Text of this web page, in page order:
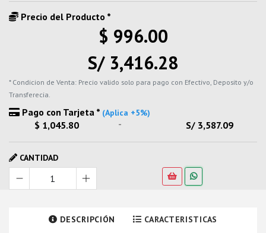
Precio del Producto *
$ 996.00
S/ 3,416.28
* Condicion de Venta: Precio valido solo para pago con Efectivo, Deposito y/o
Transferecia.
Pago con Tarjeta * (Aplica +5%)
$ 1,045.80 - S/ 3,587.09
CANTIDAD
DESCRIPCIÓN CARACTERISTICAS